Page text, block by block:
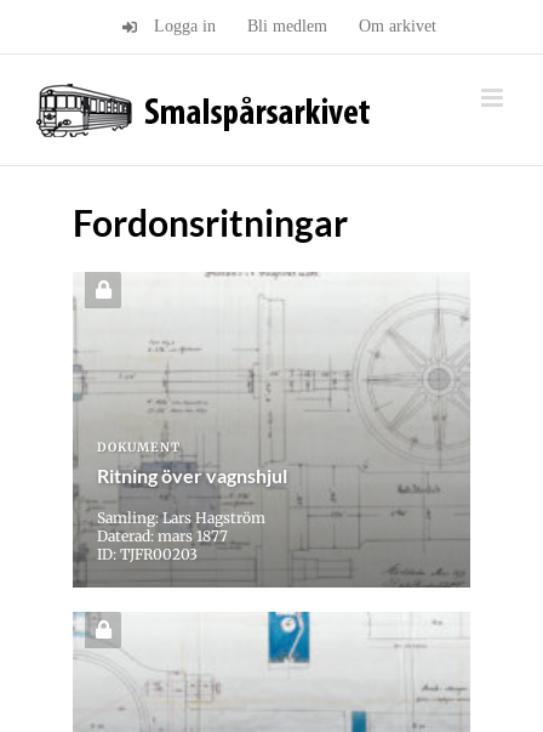
Logga in Bli medlem Om arkivet
Fordonsritningar
DOKUMENT
Ritning över vagnshjul
Samling: Lars Hagström
Daterad: mars 1877
ID: TJFR00203